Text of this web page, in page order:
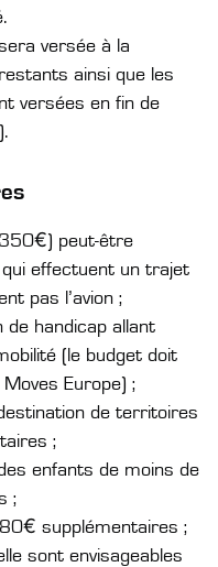
versée à la
ainsi que les
versées en fin de
peut-être
effectuent un trajet
pas l’avion ;
de handicap allant
(le budget doit
Europe) ;
de territoires
;
enfants de moins de
;
supplémentaires ;
sont envisageables